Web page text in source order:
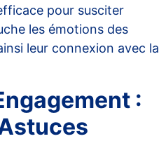
pour susciter
les émotions des
leur connexion avec la
: